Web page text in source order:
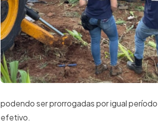
podendo ser prorrogadas por igual
efetivo.